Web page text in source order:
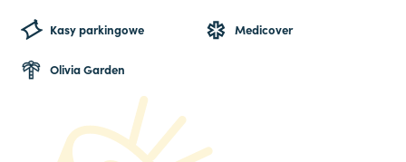
Kasy parkingowe Medicover
Olivia Garden